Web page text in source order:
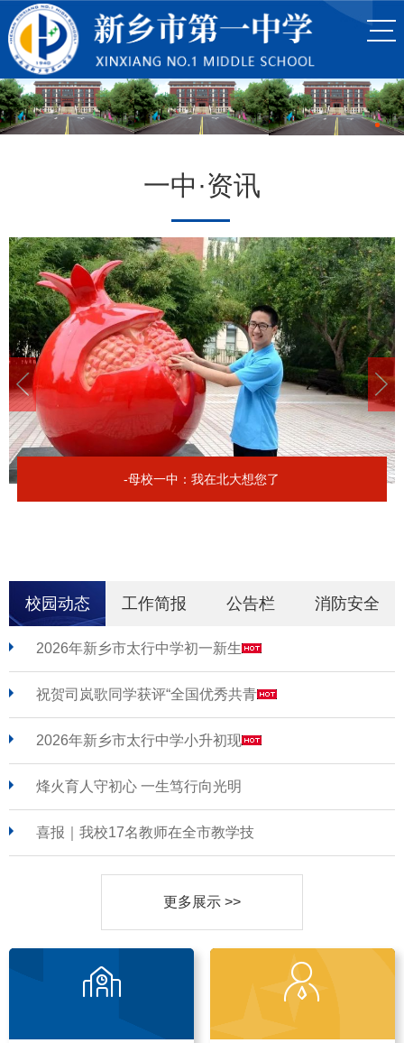
一中·资讯
-母校一中：我在北大想您了
校园动态 工作简报 公告栏 消防安全
2026年新乡市太行中学初一新生
祝贺司岚歌同学获评“全国优秀共青
2026年新乡市太行中学小升初现
烽火育人守初心 一生笃行向光明
喜报｜我校17名教师在全市教学技
更多展示 >>